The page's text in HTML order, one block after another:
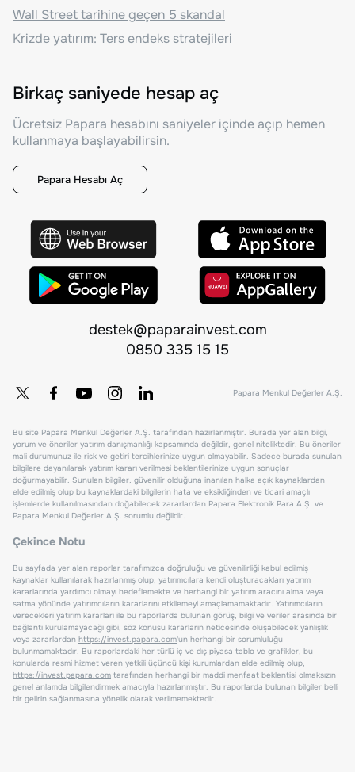
Wall Street tarihine geçen 5 skandal
Krizde yatırım: Ters endeks stratejileri
Birkaç saniyede hesap aç
Ücretsiz Papara hesabını saniyeler içinde açıp hemen
kullanmaya başlayabilirsin.
Papara Hesabı Aç
destek@paparainvest.com
0850 335 15 15
Papara Menkul Değerler A.Ş.
Bu site Papara Menkul Değerler A.Ş. tarafından hazırlanmıştır. Burada yer alan bilgi,
yorum ve öneriler yatırım danışmanlığı kapsamında değildir, genel niteliktedir. Bu öneriler
mali durumunuz ile risk ve getiri tercihlerinize uygun olmayabilir. Sadece burada sunulan
bilgilere dayanılarak yatırım kararı verilmesi beklentilerinize uygun sonuçlar
doğurmayabilir. Sunulan bilgiler, güvenilir olduğuna inanılan halka açık kaynaklardan
elde edilmiş olup bu kaynaklardaki bilgilerin hata ve eksikliğinden ve ticari amaçlı
işlemlerde kullanılmasından doğabilecek zararlardan Papara Elektronik Para A.Ş. ve
Papara Menkul Değerler A.Ş. sorumlu değildir.
Çekince Notu
Bu sayfada yer alan raporlar tarafımızca doğruluğu ve güvenilirliği kabul edilmiş
kaynaklar kullanılarak hazırlanmış olup, yatırımcılara kendi oluşturacakları yatırım
kararlarında yardımcı olmayı hedeflemekte ve herhangi bir yatırım aracını alma veya
satma yönünde yatırımcıların kararlarını etkilemeyi amaçlamamaktadır. Yatırımcıların
verecekleri yatırım kararları ile bu raporlarda bulunan görüş, bilgi ve veriler arasında bir
bağlantı kurulamayacağı gibi, söz konusu kararların neticesinde oluşabilecek yanlışlık
veya zararlardan https://invest.papara.com'un herhangi bir sorumluluğu
bulunmamaktadır. Bu raporlardaki her türlü iç ve dış piyasa tablo ve grafikler, bu
konularda resmi hizmet veren yetkili üçüncü kişi kurumlardan elde edilmiş olup,
https://invest.papara.com tarafından herhangi bir maddi menfaat beklentisi olmaksızın
genel anlamda bilgilendirmek amacıyla hazırlanmıştır. Bu raporlarda bulunan bilgiler belli
bir gelirin sağlanmasına yönelik olarak verilmemektedir.